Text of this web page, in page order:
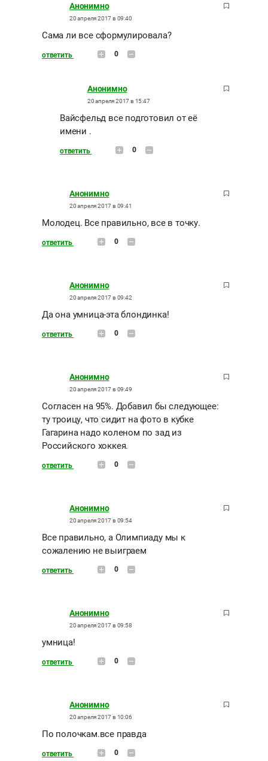
Анонимно
20 апреля 2017 в 09:40
Сама ли все сформулировала?
ответить 0
Анонимно
20 апреля 2017 в 15:47
Вайсфельд все подготовил от её
имени .
ответить 0
Анонимно
20 апреля 2017 в 09:41
Молодец. Все правильно, все в точку.
ответить 0
Анонимно
20 апреля 2017 в 09:42
Да она умница-эта блондинка!
ответить 0
Анонимно
20 апреля 2017 в 09:49
Согласен на 95%. Добавил бы следующее:
ту троицу, что сидит на фото в кубке
Гагарина надо коленом по зад из
Российского хоккея.
ответить 0
Анонимно
20 апреля 2017 в 09:54
Все правильно, а Олимпиаду мы к
сожалению не выиграем
ответить 0
Анонимно
20 апреля 2017 в 09:58
умница!
ответить 0
Анонимно
20 апреля 2017 в 10:06
По полочкам.все правда
ответить 0